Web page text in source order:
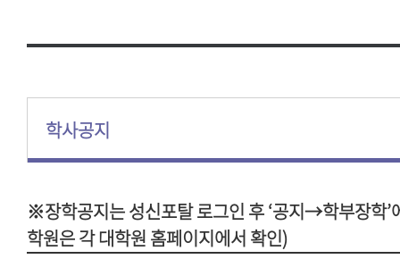
학사공지
※장학공지는 성신포탈 로그인 후 ‘공지→학부장학’
학원은 각 대학원 홈페이지에서 확인)